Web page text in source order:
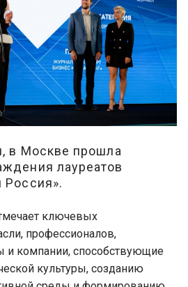
в Москве прошла
лауреатов
Россия».
ключевых
профессионалов,
и компании, способствующие
культуры, созданию